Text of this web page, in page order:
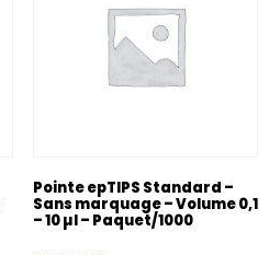
Pointe epTIPS Standard –
Sans marquage – Volume 0,1
– 10 µl – Paquet/1000